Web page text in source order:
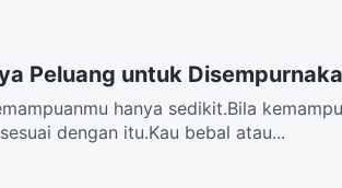
Peluang untuk
hanya sedikit.Bila
dengan itu.Kau bebal atau...